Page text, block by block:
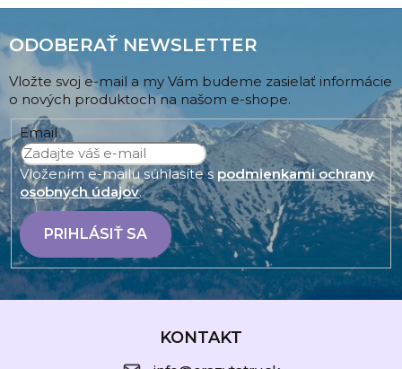
ODOBERAŤ NEWSLETTER
Vložte svoj e-mail a my Vám budeme zasielať informácie
o nových produktoch na našom e-shope.
Email
Vložením e-mailu súhlasíte spodmienkami ochrany
osobných údajov.
PRIHLÁSIŤ SA
KONTAKT